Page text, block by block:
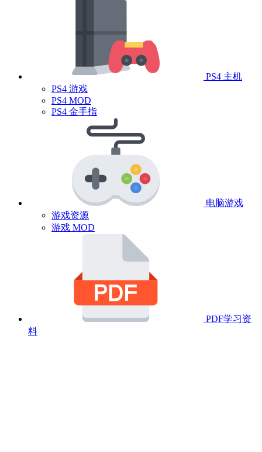
PS4 主机
PS4 游戏
PS4 MOD
PS4 金手指
电脑游戏
游戏资源
游戏 MOD
PDF学习资
料